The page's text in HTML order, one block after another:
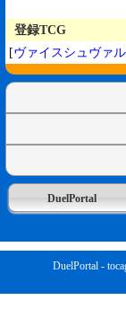
登録TCG
[ヴァイスシュヴァ
DuelPortal
DuelPortal -